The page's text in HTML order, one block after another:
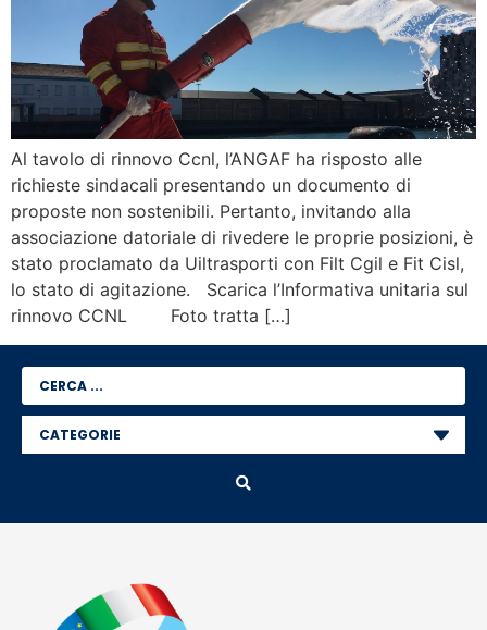
Al tavolo di rinnovo Ccnl, l’ANGAF ha risposto alle
richieste sindacali presentando un documento di
proposte non sostenibili. Pertanto, invitando alla
associazione datoriale di rivedere le proprie posizioni, è
stato proclamato da Uiltrasporti con Filt Cgil e Fit Cisl,
lo stato di agitazione. Scarica l’Informativa unitaria sul
rinnovo CCNL Foto tratta […]